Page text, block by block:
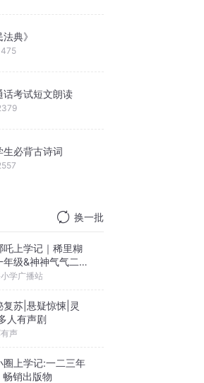
法典》
话考试短文朗读
生必背古诗词
换一批
吒上学记｜稀里糊
年级&神神气气二年
学广播站
复苏|悬疑惊悚|灵
人有声剧
声
圈上学记:一二三年
销出版物